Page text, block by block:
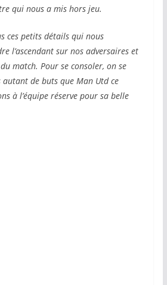
qui nous a mis hors jeu.
ces petits détails qui nous
l’ascendant sur nos adversaires et
match. Pour se consoler, on se
de buts que Man Utd ce
à l’équipe réserve pour sa belle